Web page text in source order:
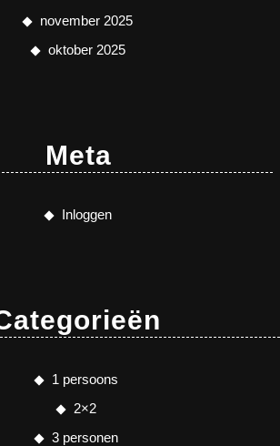
november 2025
oktober 2025
Meta
Inloggen
1 persoons
2×2
3 personen